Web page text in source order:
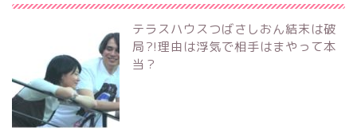
テラスハウスつばさしおん結末は破
局?!理由は浮気で相手はまやって本
当？